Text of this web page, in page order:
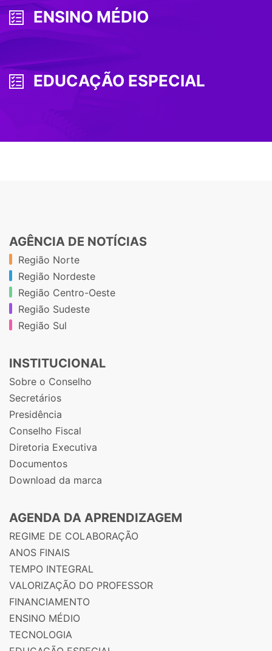
ENSINO MÉDIO
EDUCAÇÃO ESPECIAL
AGÊNCIA DE NOTÍCIAS
Região Norte
Região Nordeste
Região Centro-Oeste
Região Sudeste
Região Sul
INSTITUCIONAL
Sobre o Conselho
Secretários
Presidência
Conselho Fiscal
Diretoria Executiva
Documentos
Download da marca
AGENDA DA APRENDIZAGEM
REGIME DE COLABORAÇÃO
ANOS FINAIS
TEMPO INTEGRAL
VALORIZAÇÃO DO PROFESSOR
FINANCIAMENTO
ENSINO MÉDIO
TECNOLOGIA